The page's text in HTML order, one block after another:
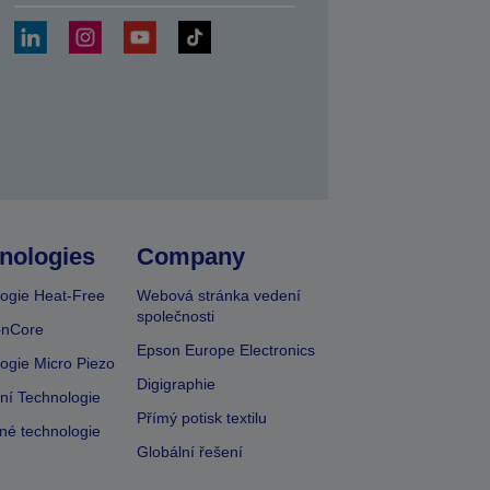
Heat-Free
Micro Piezo
Technologie
technologie
Company
Webová stránka vedení
společnosti
Epson Europe Electronics
Digigraphie
Přímý potisk textilu
Globální řešení